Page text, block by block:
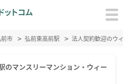
市 弘前東高前駅 法人契約歓迎のウ
のマンスリーマンション・ウィー